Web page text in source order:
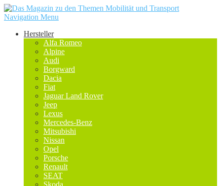
Navigation Menu
Hersteller
Alfa Romeo
Alpine
Audi
Borgward
Dacia
Fiat
Jaguar Land Rover
Jeep
Lexus
Mercedes-Benz
Mitsubishi
Nissan
Opel
Porsche
Renault
SEAT
Skoda